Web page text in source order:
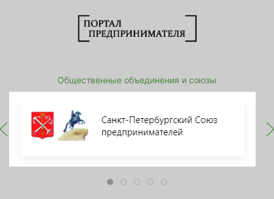
Общественные объединения и союзы